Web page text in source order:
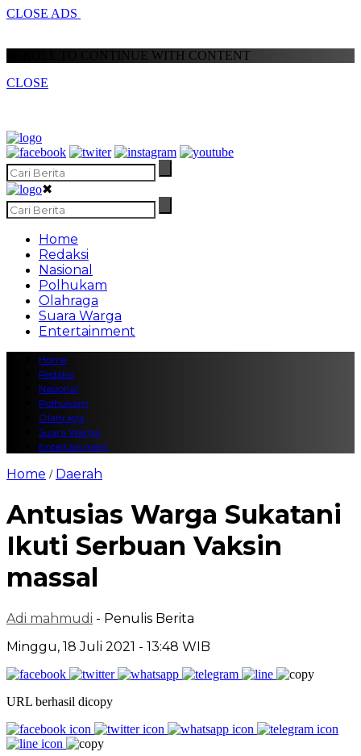
CLOSE ADS
SCROLL TO CONTINUE WITH CONTENT
CLOSE
✖
Home
Redaksi
Nasional
Polhukam
Olahraga
Suara Warga
Entertainment
Home
Redaksi
Nasional
Polhukam
Olahraga
Suara Warga
Entertainment
Home / Daerah
Antusias Warga Sukatani
Ikuti Serbuan Vaksin
massal
Adi mahmudi - Penulis Berita
Minggu, 18 Juli 2021 - 13:48 WIB
URL berhasil dicopy